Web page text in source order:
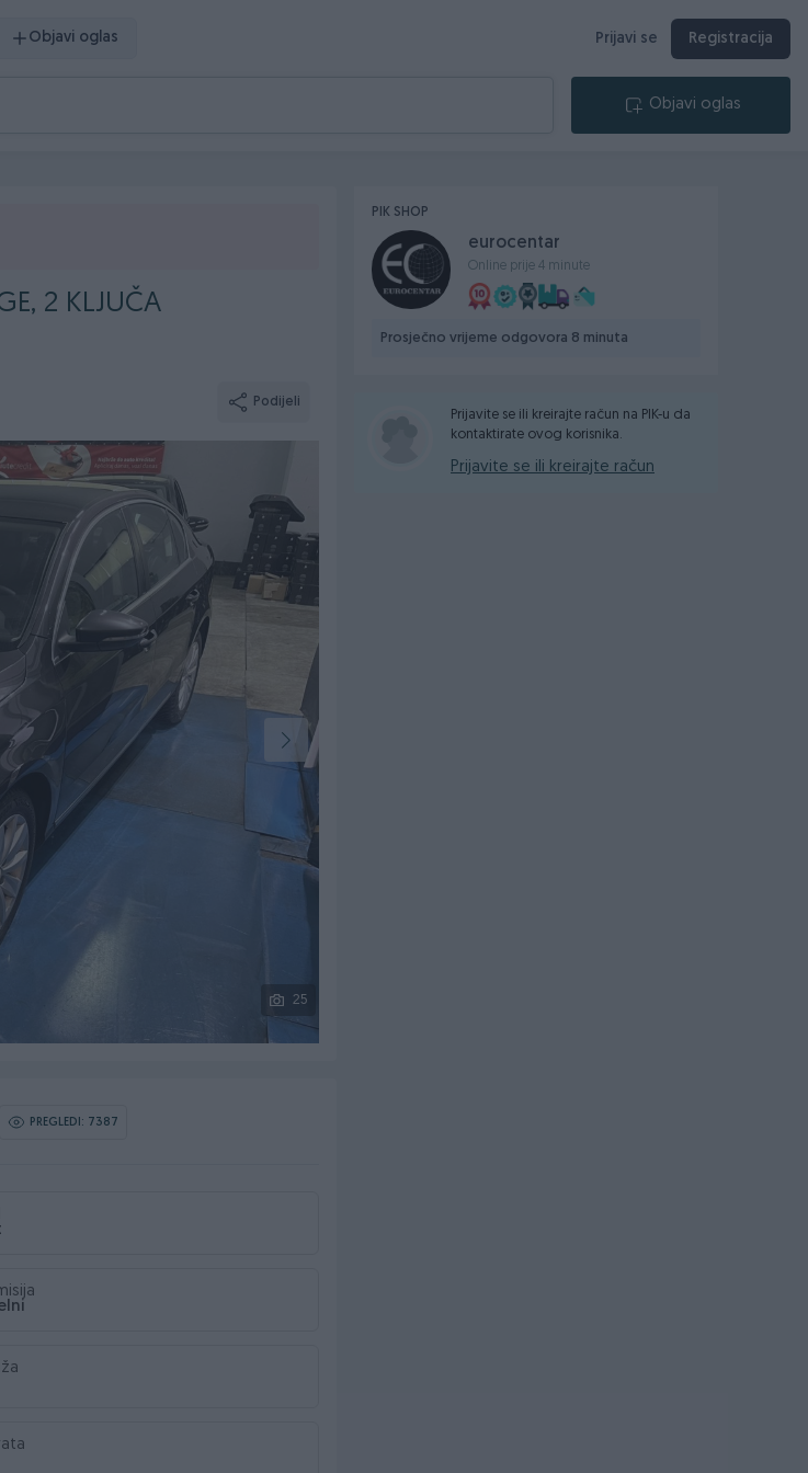
Objavi oglas Prijavi se Registracija
Objavi oglas
2 KLJUČA
Podijeli
25
PREGLEDI: 7387
PIK SHOP
eurocentar
Online prije 4 minute
Prosječno vrijeme odgovora 8 minuta
Prijavite se ili kreirajte račun na PIK-u da
kontaktirate ovog korisnika.
Prijavite se ili kreirajte račun